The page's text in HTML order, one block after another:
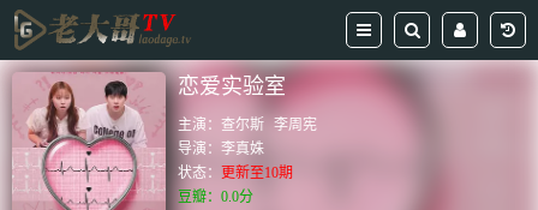
恋爱实验室
主演： 查尔斯 李周宪
导演：李真姝
状态： 更新至10期
豆瓣：0.0分